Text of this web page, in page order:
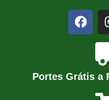
Portes Grátis a